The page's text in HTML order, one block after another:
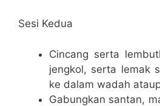
Sesi Kedua
Cincang serta
jengkol, serta lemak
ke dalam wadah
Gabungkan santan,